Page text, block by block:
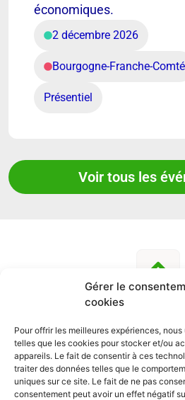
Gérer le
cookies
Pour offrir les meilleures expériences,
telles que les cookies pour stocker et/ou
appareils. Le fait de consentir à ces
traiter des données telles que le
uniques sur ce site. Le fait de ne pas
consentement peut avoir un effet négatif
économiques.
2 décembre 2026
Bourgogne-Franche-Comté
Présentiel
Voir tous les
SUIVEZ-